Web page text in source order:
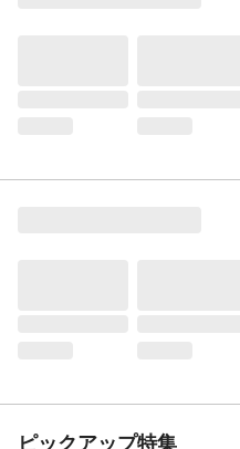
ピックアップ特集